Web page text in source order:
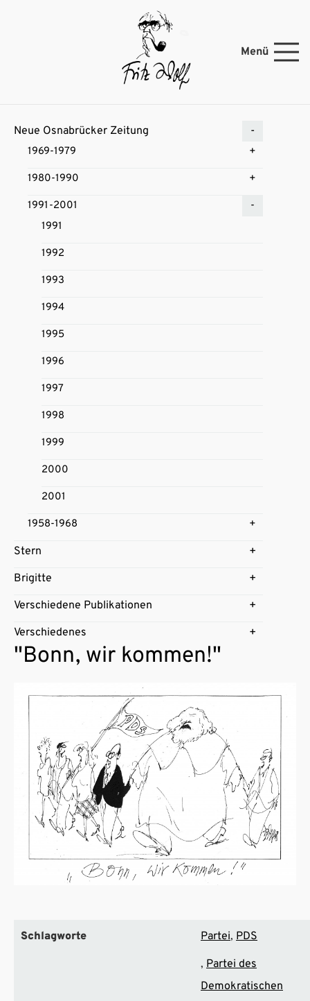
Menü
Neue Osnabrücker Zeitung
1969-1979
1980-1990
1991-2001
1991
1992
1993
1994
1995
1996
1997
1998
1999
2000
2001
1958-1968
Stern
Brigitte
Verschiedene Publikationen
Verschiedenes
"Bonn, wir kommen!"
Schlagworte Partei PDS
Partei des
Demokratischen